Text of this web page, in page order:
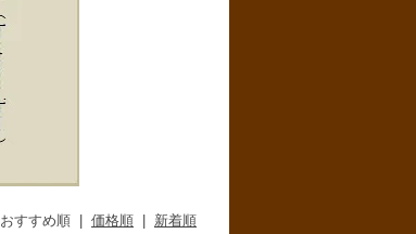
おすすめ順 価格順 新着順